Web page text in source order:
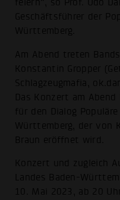
feiern“, so Prof. Udo
Geschäftsführer der
Württemberg.
Am Abend treten
Konstantin Gropper
Schlagzeugmafia,
Das Konzert am
für den Dialog
Württemberg, der von
Braun eröffnet wird.
Konzert und zugleich
Landes Baden-
10. Mai 2023, ab 20